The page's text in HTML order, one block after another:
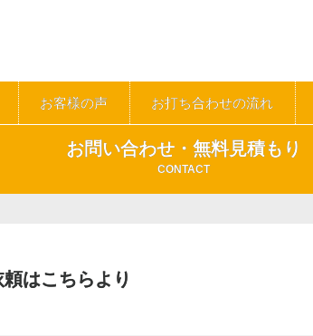
お客様の声 お打ち合わせの流れ
お問い合わせ・無料見積もり
CONTACT
はこちらより